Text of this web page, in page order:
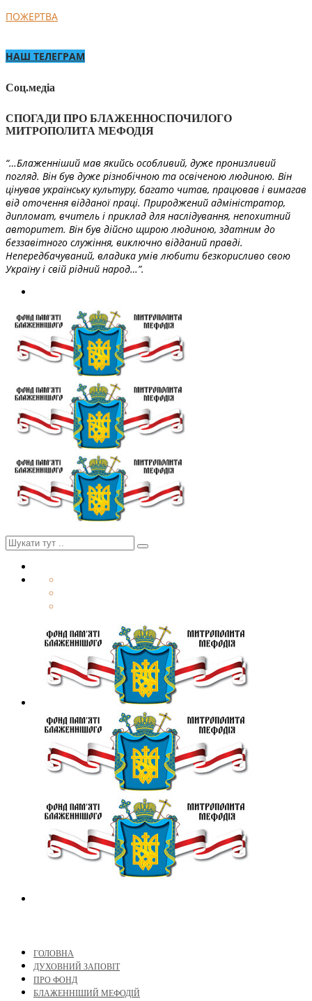
ПОЖЕРТВА
НАШ ТЕЛЕГРАМ
Соц.медіа
СПОГАДИ ПРО БЛАЖЕННОСПОЧИЛОГО
МИТРОПОЛИТА МЕФОДІЯ
“…Блаженніший мав якийсь особливий, дуже пронизливий
погляд. Він був дуже різнобічною та освіченою людиною. Він
цінував українську культуру, багато читав, працював і вимагав
від оточення відданої праці. Природжений адміністратор,
дипломат, вчитель і приклад для наслідування, непохитний
авторитет. Він був дійсно щирою людиною, здатним до
беззавітного служіння, виключно відданий правді.
Непередбачуваний, владика умів любити безкорисливо свою
Україну і свій рідний народ…”.
ГОЛОВНА
ДУХОВНИЙ ЗАПОВІТ
ПРО ФОНД
БЛАЖЕННІШИЙ МЕФОДІЙ